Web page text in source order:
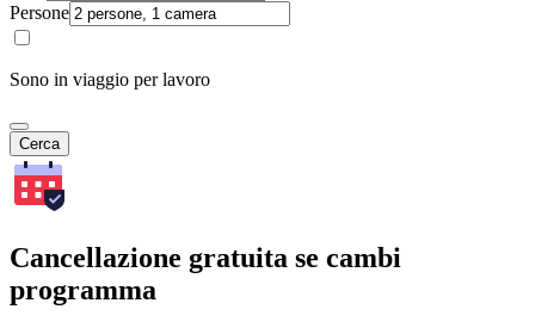
Persone
Sono in viaggio per lavoro
Cerca
Cancellazione gratuita se cambi
programma